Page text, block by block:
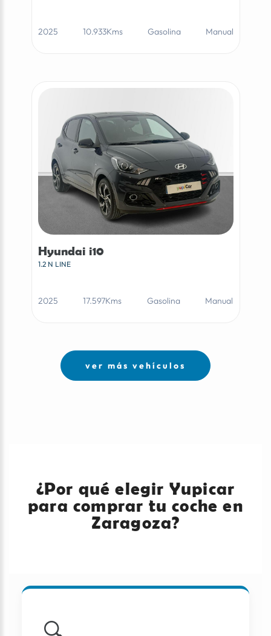
2025 10.933Kms Gasolina Manual
Hyundai i10
1.2 N LINE
2025 17.597Kms Gasolina Manual
ver más vehículos
¿Por qué elegir Yupicar
para comprar tu coche en
Zaragoza?